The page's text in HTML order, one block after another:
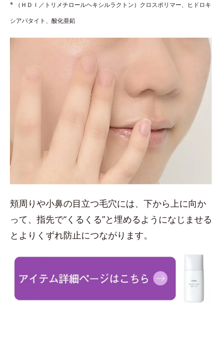
* （ＨＤＩ／トリメチロールヘキシルラクトン）クロスポリマー、ヒドロキ
シアパタイト、酸化亜鉛
頬周りや小鼻の目立つ毛穴には、下から上に向か
って、指先で“くるくる”と埋めるようになじませる
とよりくずれ防止につながります。